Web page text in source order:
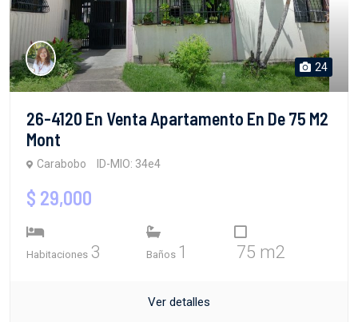
24
26-4120 En Venta Apartamento En De 75 M2
Mont
Carabobo ID-MIO: 34e4
$ 29,000
Habitaciones 3 Baños 1 75 m2
Ver detalles